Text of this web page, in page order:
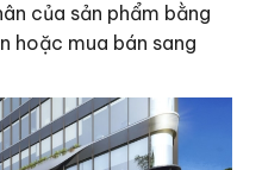
của sản phẩm bằng
hoặc mua bán sang